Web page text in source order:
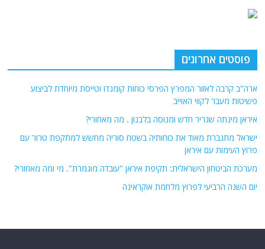
פוסטים אחרונים
ארה"ב קרבה לאזור המפרץ הפרסי כוחות קומנדו וטייסת מיוחדת לביצוע
פשיטות מעבר לקווי האוייב
איראן מינתה שגריר חדש ומנוסה בלבנון . מה מאחורי?
ישראל מתגברת מאוד את כוחותיה בשטח סוריה מחשש למתקפת טרור עם
פרוץ העימות עם איראן
מערכת הביטחון הישראלית: תקיפת איראן "עובדה מוגמרת". מי ומה מאחורי?
יום השנה הרביעי לפרוץ מלחמת אוקראינה